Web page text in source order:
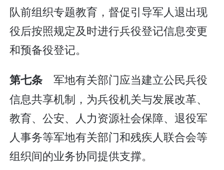
队前组织专题教育，督促引导军人退出现
役后按照规定及时进行兵役登记信息变更
和预备役登记。
第七条军地有关部门应当建立公民兵役
信息共享机制，为兵役机关与发展改革、
教育、公安、人力资源社会保障、退役军
人事务等军地有关部门和残疾人联合会等
组织间的业务协同提供支撑。